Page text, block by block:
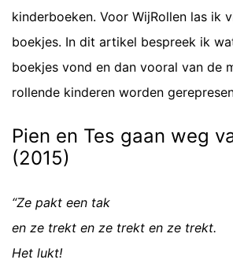
kinderboeken. Voor WijRollen las ik
boekjes. In dit artikel bespreek ik
boekjes vond en dan vooral van de
rollende kinderen worden
Pien en Tes gaan weg
(2015)
“Ze pakt een tak
en ze trekt en ze trekt en ze trekt.
Het lukt!